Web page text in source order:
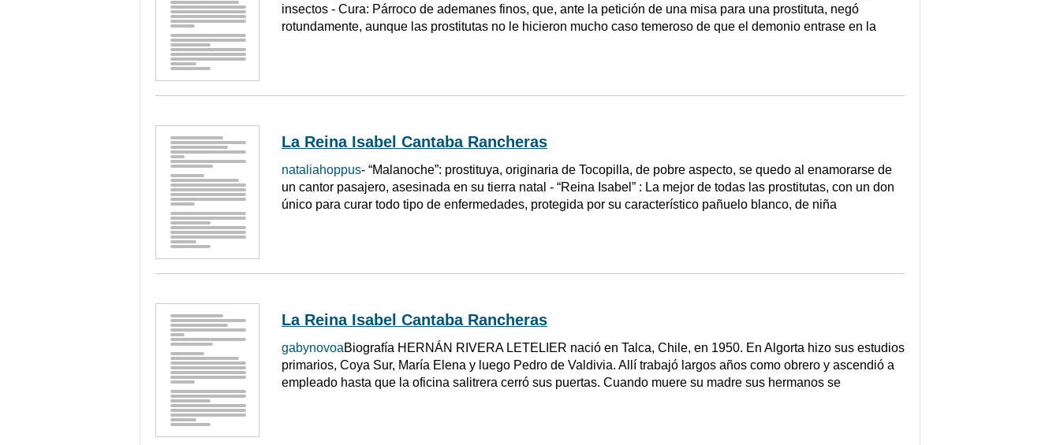
insectos - Cura: Párroco de ademanes finos, que, ante la petición de una misa para una prostituta, negó
rotundamente, aunque las prostitutas no le hicieron mucho caso temeroso de que el demonio entrase en la
La Reina Isabel Cantaba Rancheras
nataliahoppus- “Malanoche”: prostituya, originaria de Tocopilla, de pobre aspecto, se quedo al enamorarse de
un cantor pasajero, asesinada en su tierra natal - “Reina Isabel” : La mejor de todas las prostitutas, con un don
único para curar todo tipo de enfermedades, protegida por su característico pañuelo blanco, de niña
La Reina Isabel Cantaba Rancheras
gabynovoaBiografía HERNÁN RIVERA LETELIER nació en Talca, Chile, en 1950. En Algorta hizo sus estudios
primarios, Coya Sur, María Elena y luego Pedro de Valdivia. Allí trabajó largos años como obrero y ascendió a
empleado hasta que la oficina salitrera cerró sus puertas. Cuando muere su madre sus hermanos se